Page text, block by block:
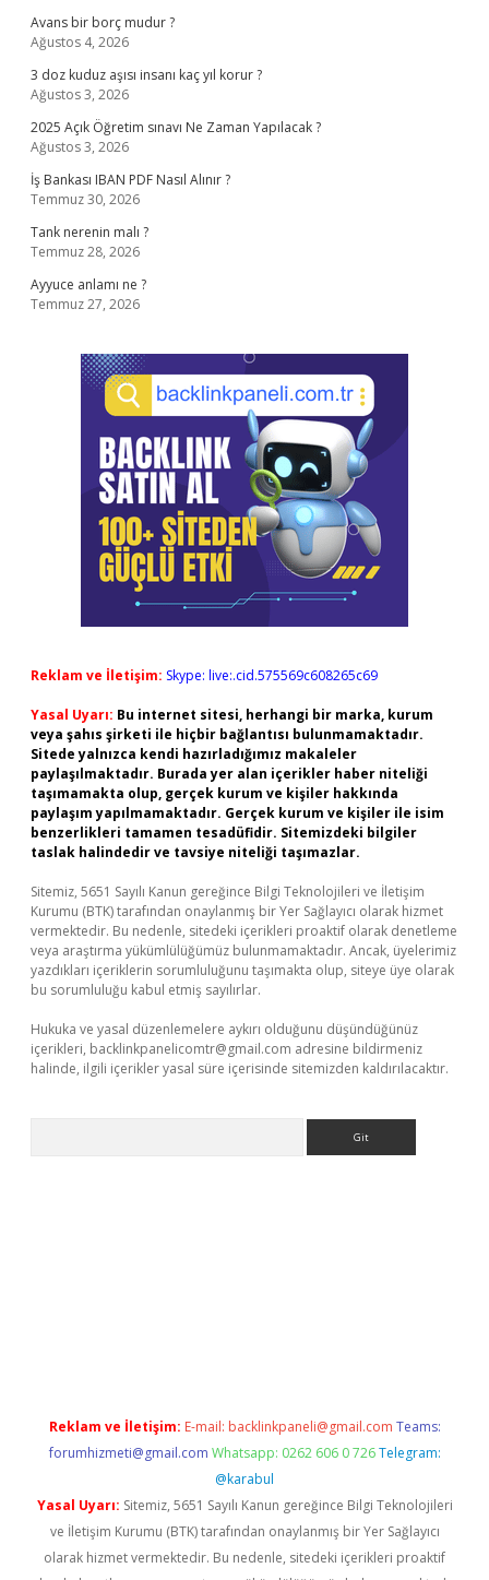
Avans bir borç mudur ?
Ağustos 4, 2026
3 doz kuduz aşısı insanı kaç yıl korur ?
Ağustos 3, 2026
2025 Açık Öğretim sınavı Ne Zaman Yapılacak ?
Ağustos 3, 2026
İş Bankası IBAN PDF Nasıl Alınır ?
Temmuz 30, 2026
Tank nerenin malı ?
Temmuz 28, 2026
Ayyuce anlamı ne ?
Temmuz 27, 2026
Reklam ve İletişim: Skype: live:.cid.575569c608265c69
Yasal Uyarı: Bu internet sitesi, herhangi bir marka, kurum
veya şahıs şirketi ile hiçbir bağlantısı bulunmamaktadır.
Sitede yalnızca kendi hazırladığımız makaleler
paylaşılmaktadır. Burada yer alan içerikler haber niteliği
taşımamakta olup, gerçek kurum ve kişiler hakkında
paylaşım yapılmamaktadır. Gerçek kurum ve kişiler ile isim
benzerlikleri tamamen tesadüfidir. Sitemizdeki bilgiler
taslak halindedir ve tavsiye niteliği taşımazlar.
Sitemiz, 5651 Sayılı Kanun gereğince Bilgi Teknolojileri ve İletişim
Kurumu (BTK) tarafından onaylanmış bir Yer Sağlayıcı olarak hizmet
vermektedir. Bu nedenle, sitedeki içerikleri proaktif olarak denetleme
veya araştırma yükümlülüğümüz bulunmamaktadır. Ancak, üyelerimiz
yazdıkları içeriklerin sorumluluğunu taşımakta olup, siteye üye olarak
bu sorumluluğu kabul etmiş sayılırlar.
Hukuka ve yasal düzenlemelere aykırı olduğunu düşündüğünüz
içerikleri, backlinkpanelicomtr@gmail.com adresine bildirmeniz
halinde, ilgili içerikler yasal süre içerisinde sitemizden kaldırılacaktır.
Reklam ve İletişim: E-mail: backlinkpaneli@gmail.com Teams:
forumhizmeti@gmail.com Whatsapp: 0262 606 0 726 Telegram:
@karabul
Yasal Uyarı: Sitemiz, 5651 Sayılı Kanun gereğince Bilgi Teknolojileri
ve İletişim Kurumu (BTK) tarafından onaylanmış bir Yer Sağlayıcı
olarak hizmet vermektedir. Bu nedenle, sitedeki içerikleri proaktif